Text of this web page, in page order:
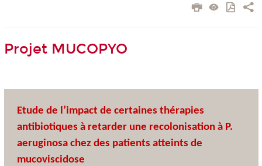
Projet MUCOPYO
Etude de l’impact de certaines thérapies
antibiotiques à retarder une recolonisation à P.
aeruginosachez des patients atteints de
mucoviscidose